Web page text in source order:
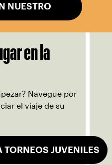
NUESTRO
en la
Navegue por
el viaje de su
TORNEOS JUVENILES